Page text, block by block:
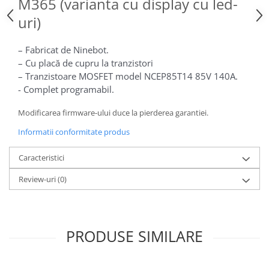
25 km/h
45 km/h
50 km/h
Chopper
Harley
⬇ MARCI
➔ Geeli
➔ RDB
➔ Z-Tech
➔ Kuba
PIESE DE SCHIMB
uri)
– Fabricat de Ninebot.
– Cu placă de cupru la tranzistori
– Tranzistoare MOSFET model NCEP85T14 85V 140A.
- Complet programabil.
Modificarea firmware-ului duce la pierderea garantiei.
Informatii conformitate produs
Caracteristici
Review-uri(0)
PRODUSE SIMILARE